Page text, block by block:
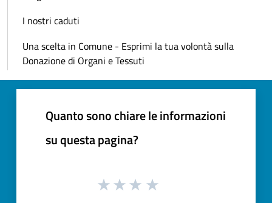
I nostri caduti
Una scelta in Comune - Esprimi la tua volontà sulla
Donazione di Organi e Tessuti
Quanto sono chiare le informazioni
su questa pagina?